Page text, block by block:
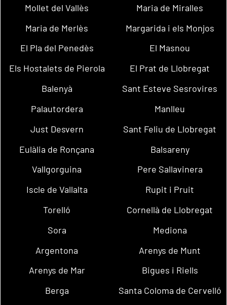
Mollet del Vallès
Maria de Miralles
Maria de Merlès
Margarida i els Monjos
El Pla del Penedès
El Masnou
Els Hostalets de Pierola
El Prat de Llobregat
Balenyà
Sant Esteve Sesrovires
Palautordera
Manlleu
Just Desvern
Sant Feliu de Llobregat
Eulàlia de Ronçana
Balsareny
Vallgorguina
Pere Sallavinera
Iscle de Vallalta
Rupit i Pruit
Torelló
Cornellà de Llobregat
Sora
Mediona
Argentona
Arenys de Munt
Arenys de Mar
Bigues i Riells
Berga
Santa Coloma de Cervelló